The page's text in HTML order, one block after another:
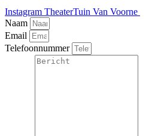
Instagram TheaterTuin Van Voorne
Naam
Email
Telefoonnummer